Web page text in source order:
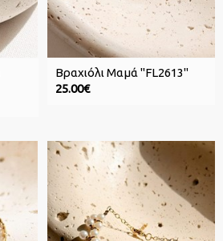
Βραχιόλι Μαμά "FL2613"
25.00€